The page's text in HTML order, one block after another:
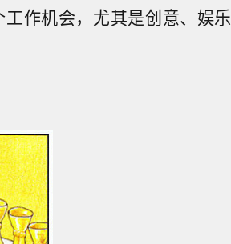
作机会，尤其是创意、娱乐